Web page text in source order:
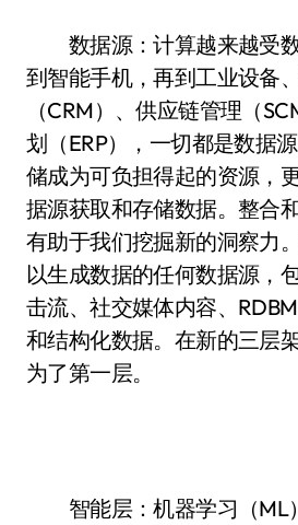
数据源：计算越来越受
到智能手机，再到工业设备
（CRM）、供应链管理（
划（ERP），一切都是数据
储成为可负担得起的资源，
据源获取和存储数据。整合
有助于我们挖掘新的洞察力
以生成数据的任何数据源，
击流、社交媒体内容、
和结构化数据。在新的三层
为了第一层。
智能层：机器学习（ML